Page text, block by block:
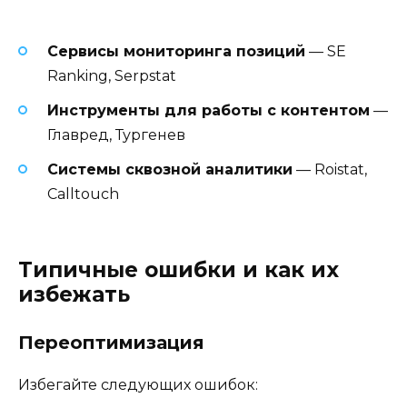
Сервисы мониторинга позиций — SE
Ranking, Serpstat
Инструменты для работы с контентом —
Главред, Тургенев
Системы сквозной аналитики — Roistat,
Calltouch
Типичные ошибки и как их
избежать
Переоптимизация
Избегайте следующих ошибок: